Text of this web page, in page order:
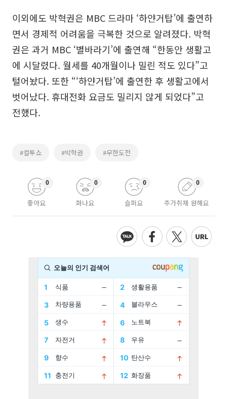
이외에도 박혁권은 MBC 드라마 ‘하얀거탑’에 출연하
면서 경제적 어려움을 극복한 것으로 알려졌다. 박혁
권은 과거 MBC ‘별바라기’에 출연해 “한동안 생활고
에 시달렸다. 월세를 40개월이나 밀린 적도 있다”고
털어놨다. 또한 “‘하얀거탑’에 출연한 후 생활고에서
벗어났다. 휴대전화 요금도 밀리지 않게 되었다”고
전했다.
#컬투쇼 #박혁권 #무한도전
좋아요
0
화나요
0
슬퍼요
0
추가취재 원해요
0